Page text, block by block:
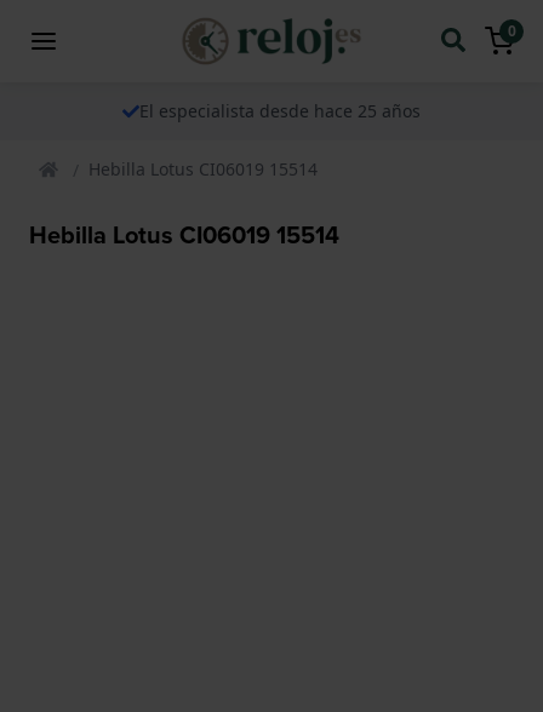
0
El especialista desde hace 25 años
Hebilla Lotus CI06019 15514
Hebilla Lotus CI06019 15514